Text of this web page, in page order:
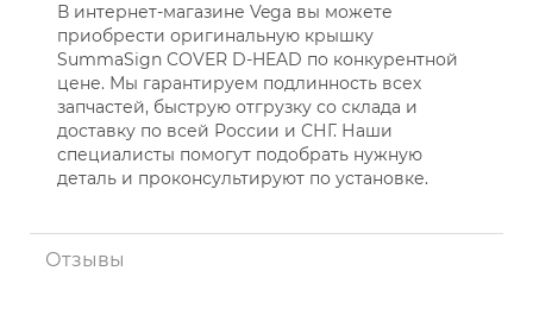
В интернет-магазине Vega вы можете
приобрести оригинальную крышку
SummaSign COVER D-HEAD по конкурентной
цене. Мы гарантируем подлинность всех
запчастей, быструю отгрузку со склада и
доставку по всей России и СНГ. Наши
специалисты помогут подобрать нужную
деталь и проконсультируют по установке.
Отзывы